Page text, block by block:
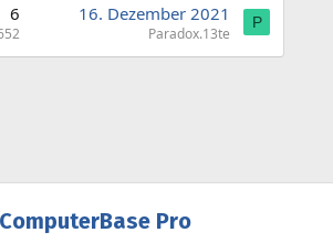
6 16. Dezember 2021
Paradox.13te
P
ComputerBase Pro